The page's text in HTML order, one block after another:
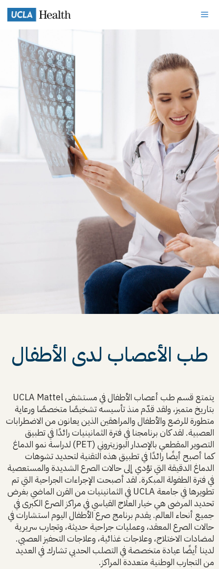
طب الأعصاب لدى الأطفال
يتمتع قسم طب أعصاب الأطفال في مستشفى UCLA Mattel
بتاريخ متميز، ولقد قدّم منذ تأسيسه تشخيصًا متخصصًا ورعاية
متطورة للرضع والأطفال والمراهقين الذين يعانون من الاضطرابات
العصبية. لقد كان برنامجنا في فترة الثمانينيات رائدًا في تطبيق
التصوير المقطعي بالإصدار البوزيتروني (PET) لدراسة نمو الدماغ
كما أصبح أيضًا رائدًا في تطبيق هذه التقنية لتحديد تشوهات
الدماغ الدقيقة التي تؤدي إلى حالات الصرع الشديدة والمستعصية
في فترة الطفولة المبكرة. لقد أصبحت الإجراءات الجراحية التي تم
تطويرها في جامعة UCLA في الثمانينيات من القرن الماضي بغرض
تحديد المرضى هي خيار العلاج القياسي في مراكز الصرع الكبرى في
جميع أنحاء العالم. يقدم برنامج صرع الأطفال اليوم استشارات في
حالات الصرع المعقد، وعمليات جراحية حديثة، وتجارب سريرية
لمضادات الاختلاج، وعلاجات غذائية، وعلاجات التحفيز العصبي.
لدينا أيضًا عيادة متخصصة في التصلب الحدبي تشارك في العديد
من التجارب الوطنية متعددة المراكز.